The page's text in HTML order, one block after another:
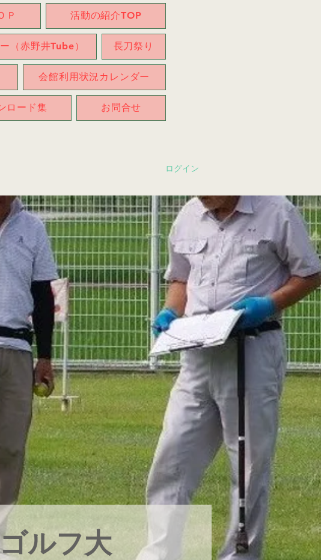
Ｐ 活動の紹介TOP
（赤野井Tube） 長刀祭り
会館利用状況カレンダー
ロード集 お問合せ
ログイン
ルフ大